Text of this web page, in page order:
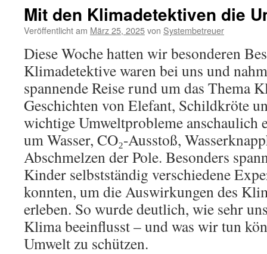
Mit den Klimadetektiven die
Veröffentlicht am März 25, 2025von Systembetreuer
Diese Woche hatten wir besonderen
Klimadetektive waren bei uns und
spannende Reise rund um das Thema
Geschichten von Elefant, Schildkröte
wichtige Umweltprobleme anschaulich
um Wasser, CO₂-Ausstoß,
Abschmelzen der Pole. Besonders
Kinder selbstständig verschiedene
konnten, um die Auswirkungen des
erleben. So wurde deutlich, wie sehr
Klima beeinflusst – und was wir tun
Umwelt zu schützen.